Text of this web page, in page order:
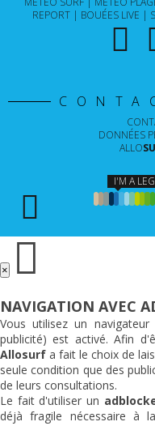
REPORT
BOUÉES LIVE
DONNÉES
ALLO
I'M A
×
NAVIGATION AVEC
Vous utilisez un
publicité) est activé. Afin
Allosurf a fait le choix de
seule condition que des
de leurs consultations.
Le fait d'utiliser un
déjà fragile nécessaire à